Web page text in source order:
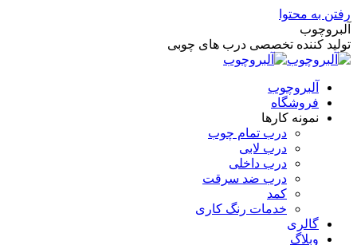
رفتن به محتوا
آلبروچوب
تولید کننده تخصصی درب های چوبی
آلبروچوب
فروشگاه
نمونه کارها
درب تمام چوب
درب لابی
درب داخلی
درب ضد سرقت
کمد
خدمات رنگ کاری
گالری
وبلاگ